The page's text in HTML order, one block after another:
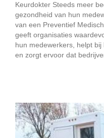
Keurdokter Steeds meer
gezondheid van hun
van een Preventief
geeft organisaties
hun medewerkers, helpt
en zorgt ervoor dat